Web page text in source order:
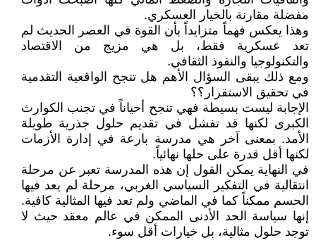
مفضلة مقارنة بالخيار العسكري.
وهذا يعكس فهماً متزايداً بأن القوة في العصر الحديث لم
تعد عسكرية فقط، بل هي مزيج من الاقتصاد
والتكنولوجيا والنفوذ الثقافي.
ومع ذلك يبقى السؤال الأهم هل تنجح الواقعية التقدمية
في تحقيق الاستقرار؟؟
الإجابة ليست بسيطة فهي تنجح أحياناً في تجنب الكوارث
الكبرى لكنها قد تفشل في تقديم حلول جذرية طويلة
الأمد. بمعنى آخر هي مدرسة بارعة في إدارة الأزمات
لكنها أقل قدرة على حلها نهائياً.
في النهاية يمكن القول إن هذه المدرسة تعبر عن مرحلة
انتقالية في التفكير السياسي الغربي، مرحلة لم يعد فيها
الحسم ممكناً كما في الماضي ولم تعد فيها المثالية كافية.
إنها سياسة الحد الأدنى الممكن في عالم معقد حيث لا
توجد حلول مثالية، بل خيارات أقل سوء.